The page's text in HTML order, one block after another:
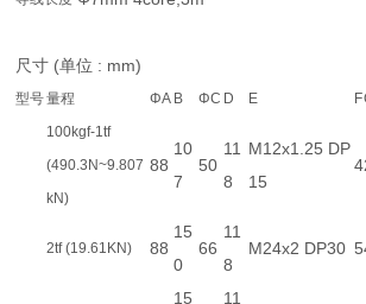
尺寸 (单位 : mm)
型号量程 ΦA B ΦC D E F
100kgf-1tf
(490.3N~9.807
kN)
88
10
7
50
11
8
M12x1.25 DP
15
4
2tf (19.61KN) 88
15
0
66
11
8
M24x2 DP30 5
15
11